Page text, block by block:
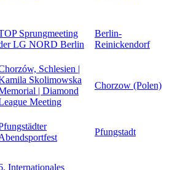
Sprungmeeting
LG NORD Berlin
Berlin-
Reinickendorf
Schlesien |
Skolimowska
| Diamond
Meeting
Chorzow (Polen)
Pfungstadt
Internationales